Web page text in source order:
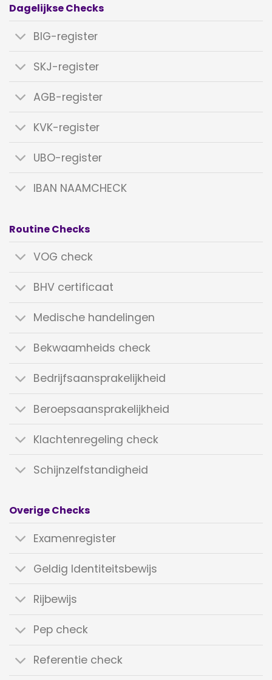
Dagelijkse Checks
BIG-register
SKJ-register
AGB-register
KVK-register
UBO-register
IBAN NAAMCHECK
Routine Checks
VOG check
BHV certificaat
Medische handelingen
Bekwaamheids check
Bedrijfsaansprakelijkheid
Beroepsaansprakelijkheid
Klachtenregeling check
Schijnzelfstandigheid
Overige Checks
Examenregister
Geldig Identiteitsbewijs
Rijbewijs
Pep check
Referentie check